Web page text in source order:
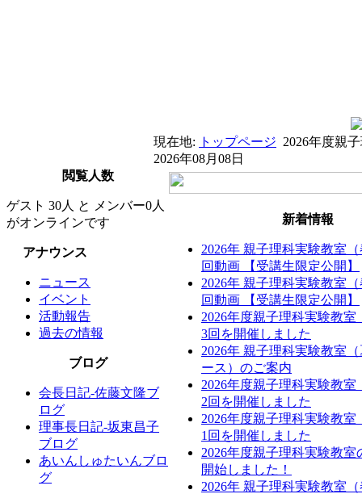
現在地: トップページ 2026年度親
2026年08月08日
閲覧人数
ゲスト 30人 と メンバー0人
がオンラインです
アナウンス
ニュース
イベント
活動報告
過去の情報
ブログ
会長日記-佐藤文隆ブ
ログ
理事長日記-坂東昌子
ブログ
あいんしゅたいんブロ
グ
新着情報
2026年 親子理科実験教室
回動画 【受講生限定公開】
2026年 親子理科実験教室
回動画 【受講生限定公開】
2026年度親子理科実験教室
3回を開催しました
2026年 親子理科実験教室
ース）のご案内
2026年度親子理科実験教室
2回を開催しました
2026年度親子理科実験教室
1回を開催しました
2026年度親子理科実験教室
開始しました！
2026年 親子理科実験教室